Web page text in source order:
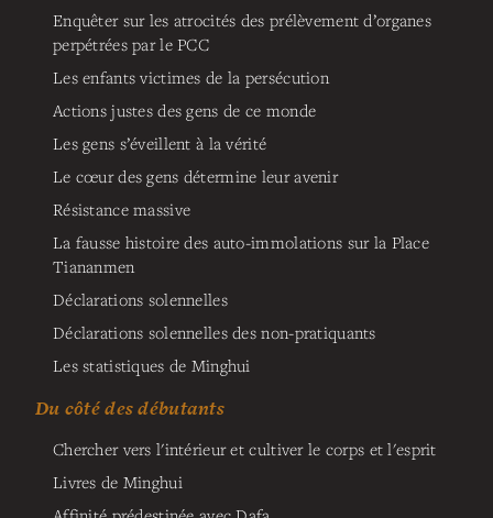
Enquêter sur les atrocités des prélèvement d’organes
perpétrées par le PCC
Les enfants victimes de la persécution
Actions justes des gens de ce monde
Les gens s’éveillent à la vérité
Le cœur des gens détermine leur avenir
Résistance massive
La fausse histoire des auto-immolations sur la Place
Tiananmen
Déclarations solennelles
Déclarations solennelles des non-pratiquants
Les statistiques de Minghui
Du côté des débutants
Chercher vers l'intérieur et cultiver le corps et l'esprit
Livres de Minghui